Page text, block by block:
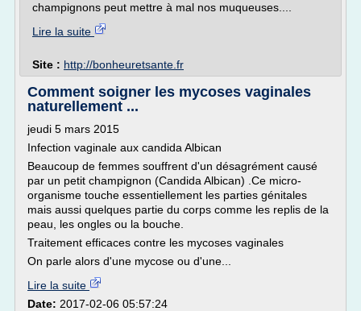
champignons peut mettre à mal nos muqueuses....
Lire la suite
Site : http://bonheuretsante.fr
Comment soigner les mycoses vaginales
naturellement ...
jeudi 5 mars 2015
Infection vaginale aux candida Albican
Beaucoup de femmes souffrent d'un désagrément causé
par un petit champignon (Candida Albican) .Ce micro-
organisme touche essentiellement les parties génitales
mais aussi quelques partie du corps comme les replis de la
peau, les ongles ou la bouche.
Traitement efficaces contre les mycoses vaginales
On parle alors d'une mycose ou d'une...
Lire la suite
Date: 2017-02-06 05:57:24